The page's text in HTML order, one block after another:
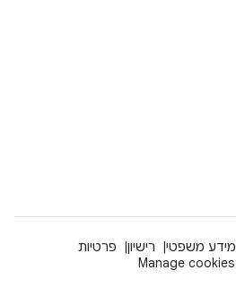
מידע משפטי רישיון
פרטיות
Manage cookies